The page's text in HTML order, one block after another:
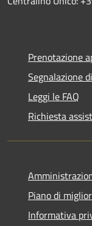
Prenotazione
Segnalazione
Leggi le FAQ
Richiesta
Piano di
Informativa